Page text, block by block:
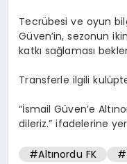
Tecrübesi ve oyun
Güven’in, sezonun
katkı sağlaması
Transferle ilgili
“İsmail Güven’e
dileriz.” ifadelerine
#Altınordu FK